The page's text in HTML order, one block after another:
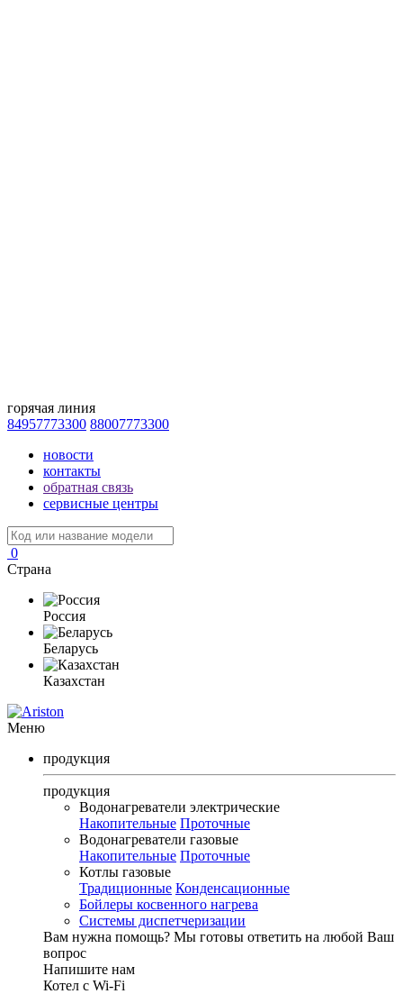
горячая линия
84957773300 88007773300
новости
контакты
обратная связь
сервисные центры
0
Страна
Россия
Беларусь
Казахстан
Меню
продукция
продукция
Водонагреватели электрические
Накопительные Проточные
Водонагреватели газовые
Накопительные Проточные
Котлы газовые
Традиционные Конденсационные
Бойлеры косвенного нагрева
Системы диспетчеризации
Вам нужна помощь? Мы готовы ответить на любой Ваш
вопрос
Напишите нам
Котел с Wi-Fi